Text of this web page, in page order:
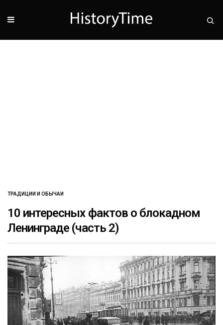
ТРАДИЦИИ И ОБЫЧАИ
10 интересных фактов о блокадном
Ленинграде (часть 2)